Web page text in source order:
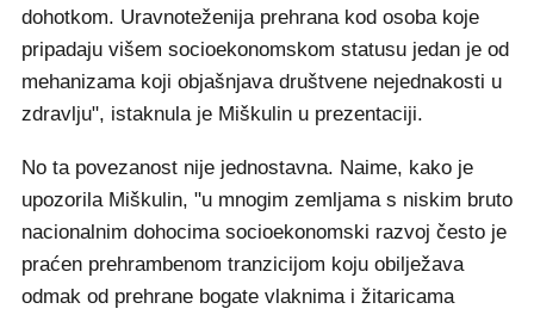
dohotkom. Uravnoteženija prehrana kod osoba koje
pripadaju višem socioekonomskom statusu jedan je od
mehanizama koji objašnjava društvene nejednakosti u
zdravlju", istaknula je Miškulin u prezentaciji.
No ta povezanost nije jednostavna. Naime, kako je
upozorila Miškulin, "u mnogim zemljama s niskim bruto
nacionalnim dohocima socioekonomski razvoj često je
praćen prehrambenom tranzicijom koju obilježava
odmak od prehrane bogate vlaknima i žitaricama